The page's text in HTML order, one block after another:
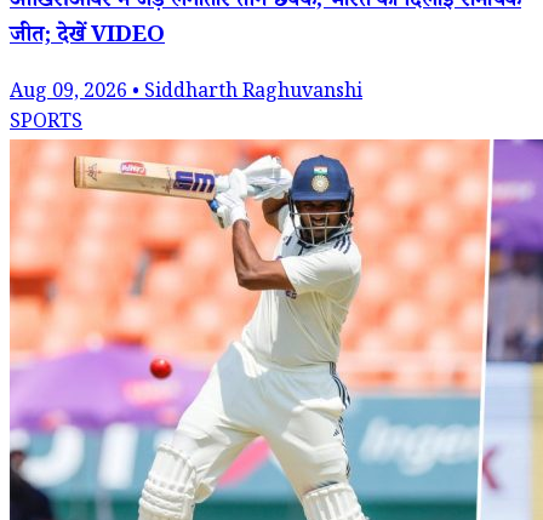
जीत; देखें VIDEO
Aug 09, 2026 • Siddharth Raghuvanshi
SPORTS